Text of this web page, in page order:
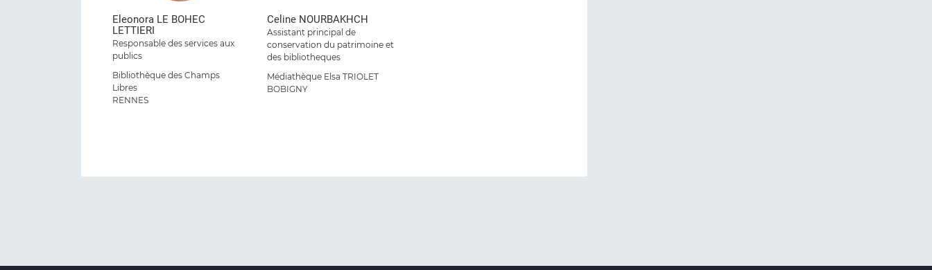
Eleonora LE BOHEC
LETTIERI
Responsable des services aux
publics
Bibliothèque des Champs
Libres
RENNES
Celine NOURBAKHCH
Assistant principal de
conservation du patrimoine et
des bibliotheques
Médiathèque Elsa TRIOLET
BOBIGNY